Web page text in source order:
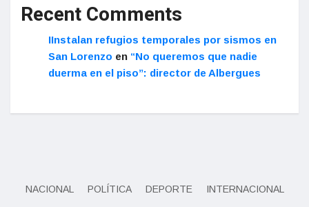
Recent Comments
IInstalan refugios temporales por sismos en
San Lorenzo en “No queremos que nadie
duerma en el piso”: director de Albergues
NACIONAL POLÍTICA DEPORTE INTERNACIONAL